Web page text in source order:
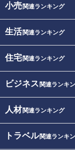
小売関連ランキング
生活関連ランキング
住宅関連ランキング
ビジネス 関連ランキ
人材関連ランキング
トラベル関連ランキ